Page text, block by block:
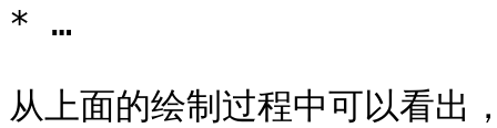
* …
从上面的绘制过程中可以看